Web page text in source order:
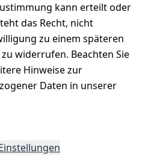
kann erteilt oder
das Recht, nicht
zu einem späteren
widerrufen. Beachten Sie
Hinweise zur
Daten in unserer
Zahlungsm
öglichkeite
n
Vorkasse
PayPal
Versanddie
nstleister
Post